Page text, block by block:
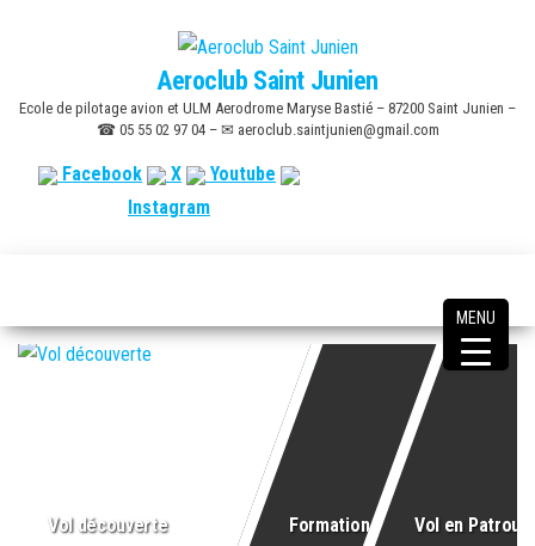
content
Aeroclub Saint Junien
Ecole de pilotage avion et ULM Aerodrome Maryse Bastié – 87200 Saint Junien –
☎ 05 55 02 97 04 – ✉ aeroclub.saintjunien@gmail.com
Facebook X
Youtube
Instagram
Vol découverte Formation PiloteVol en
MENU